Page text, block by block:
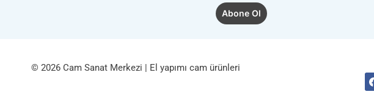
© 2026 Cam Sanat Merkezi | El yapımı cam ürünleri